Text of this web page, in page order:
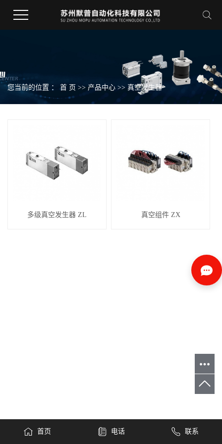
您当前的位置 ：首 页 >> 产品中心 >> 真空发生器
多级真空发生器 ZL 真空组件 ZX
首页 电话 联系